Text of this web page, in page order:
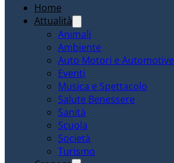
Home
Attualità
Animali
Ambiente
Auto Motori e Automotive
Eventi
Musica e Spettacolo
Salute Benessere
Sanità
Scuola
Società
Turismo